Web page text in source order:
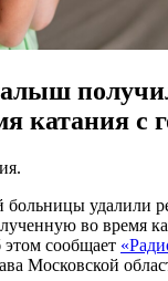
катания с
больницы удалили
во время
сообщает
Московской